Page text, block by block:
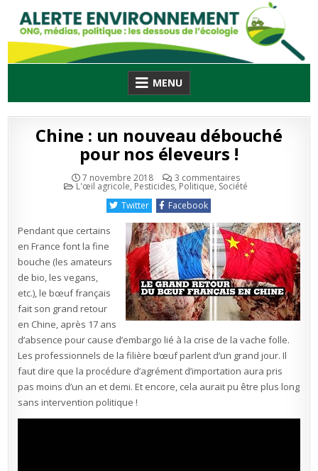
content
MENU
Chine : un nouveau débouché
pour nos éleveurs !
7 novembre 2018 3 commentairessur
Chine
pour
nos
éleveurs
!
Publié
L'œil agricole, Pesticides, Politique, Société
Twitter
Facebook
Pendant que certains
en France font la fine
bouche (les amateurs
de bio, les vegans,
etc.), le bœuf français
fait son grand retour
en Chine, après 17 ans
d’absence pour cause d’embargo lié à la crise de la vache folle.
Les professionnels de la filière bœuf parlent d’un grand jour. Il
faut dire que la procédure d’agrément d’importation aura pris
pas moins d’un an et demi. Et encore, cela aurait pu être plus long
sans intervention politique !